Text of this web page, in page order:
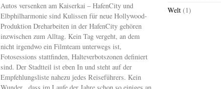
Autos versenken am Kaiserkai – HafenCity und
Elbphilharmonie sind Kulissen für neue Hollywood-
Produktion Dreharbeiten in der HafenCity gehören
inzwischen zum Alltag. Kein Tag vergeht, an dem
nicht irgendwo ein Filmteam unterwegs ist,
Fotosessions stattfinden, Halteverbotszonen definiert
sind. Der Stadtteil ist eben In und steht auf der
Empfehlungsliste nahezu jedes Reiseführers. Kein
Wunder, dass im Laufe der Jahre schon so einiges an
Welt (1)